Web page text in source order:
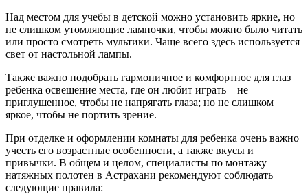
Над местом для учебы в детской можно установить яркие, но
не слишком утомляющие лампочки, чтобы можно было читать
или просто смотреть мультики. Чаще всего здесь используется
свет от настольной лампы.
Также важно подобрать гармоничное и комфортное для глаз
ребенка освещение места, где он любит играть – не
приглушенное, чтобы не напрягать глаза; но не слишком
яркое, чтобы не портить зрение.
При отделке и оформлении комнаты для ребенка очень важно
учесть его возрастные особенности, а также вкусы и
привычки. В общем и целом, специалисты по монтажу
натяжных полотен в Астрахани рекомендуют соблюдать
следующие правила: